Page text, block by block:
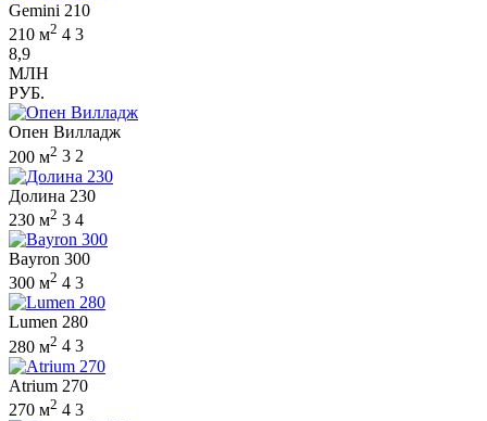
Gemini 210
210 м2 4 3
8,9
МЛН
РУБ.
Опен Вилладж
200 м2 3 2
Долина 230
230 м2 3 4
Bayron 300
300 м2 4 3
Lumen 280
280 м2 4 3
Atrium 270
270 м2 4 3